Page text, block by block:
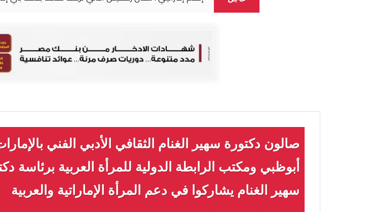
صالون دكتورة سهير الغنام الثقافي الأدبي الفني
أبوظبي ومكتب الرابطة الدولية للمرأة العربية برئاسة
سهير الغنام يشاركوا في دعم المرأة الإماراتية والعربية